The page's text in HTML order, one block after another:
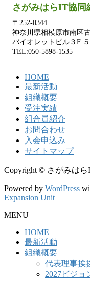
さがみはらIT協同
〒252-0344
神奈川県相模原市南区
バイオレットビル３F
TEL:050-5898-1535
HOME
最新活動
組織概要
受注実績
組合員紹介
お問合わせ
入会申込み
サイトマップ
Copyright © さがみはら
Powered by WordPress
Expansion Unit
MENU
HOME
最新活動
組織概要
代表理事挨
2027ビジョ